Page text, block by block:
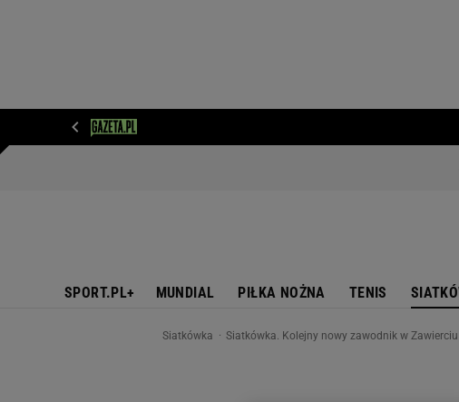
SPORT.PL+ MUNDIAL PIŁKA NOŻNA TENIS
Siatkówka Siatkówka. Kolejny nowy zawodnik w